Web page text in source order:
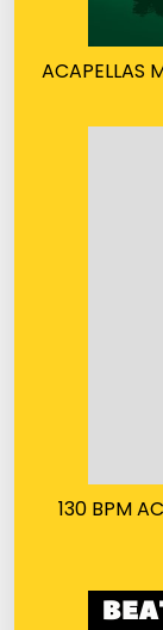
ACAPELLAS
130 BPM